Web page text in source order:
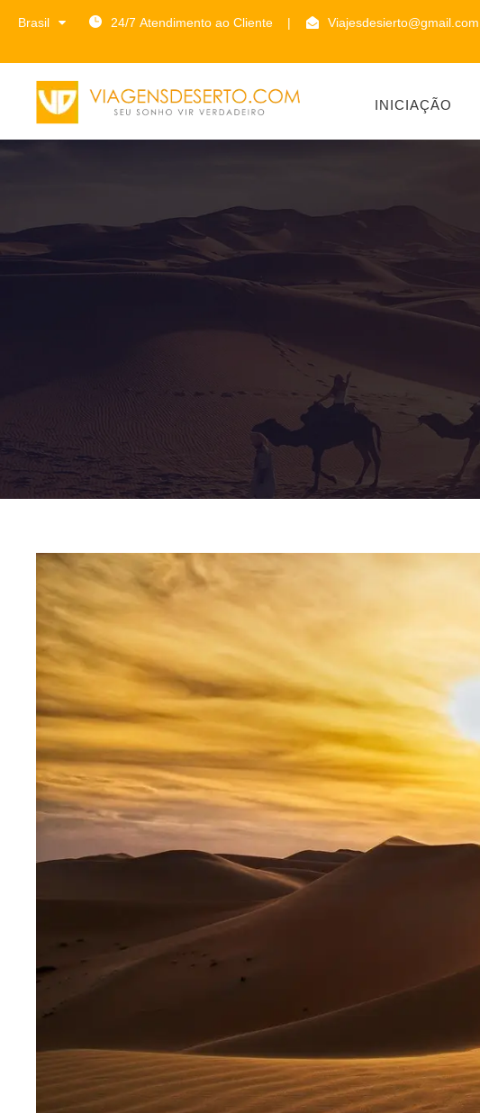
Brasil 24/7 Atendimento ao Cliente | Viajesdesierto@gmail.com
INICIAÇÃO